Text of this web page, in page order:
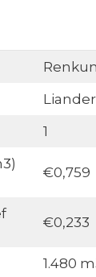
Liander
1
€0,759
€0,233
1.480